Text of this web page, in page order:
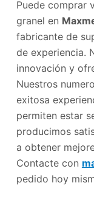
Puede comprar
granel en
fabricante de
de experiencia.
innovación y
Nuestros
exitosa
permiten estar
producimos
a obtener
Contacte con
pedido hoy